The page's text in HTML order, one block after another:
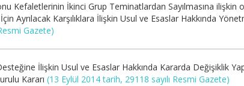
Kefaletlerinin İkinci Grup Teminatlardan Sayılmasına
Ayrılacak Karşılıklara İlişkin Usul ve Esaslar Hakkında
Gazete)
İlişkin Usul ve Esaslar Hakkında Kararda Değişiklik
Kararı (13 Eylül 2014 tarih, 29118 sayılı Resmi Gazete)